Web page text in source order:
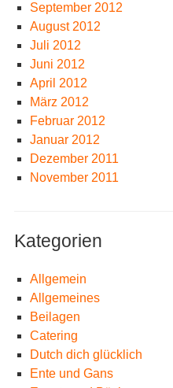
September 2012
August 2012
Juli 2012
Juni 2012
April 2012
März 2012
Februar 2012
Januar 2012
Dezember 2011
November 2011
Kategorien
Allgemein
Allgemeines
Beilagen
Catering
Dutch dich glücklich
Ente und Gans